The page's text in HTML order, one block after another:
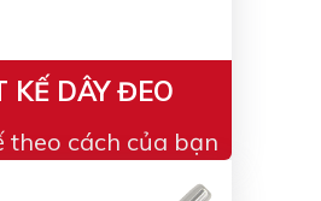
KẾ DÂY ĐEO
theo cách của bạn